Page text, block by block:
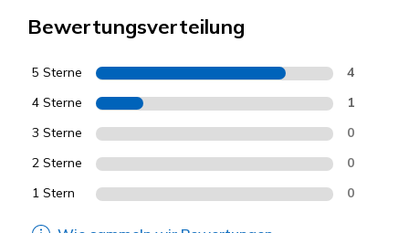
Bewertungsverteilung
5 Sterne 4
4 Sterne 1
3 Sterne 0
2 Sterne 0
1 Stern 0